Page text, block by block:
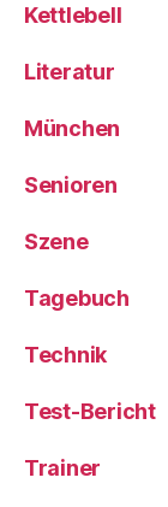
Kettlebell
Literatur
München
Senioren
Szene
Tagebuch
Technik
Test-Bericht
Trainer